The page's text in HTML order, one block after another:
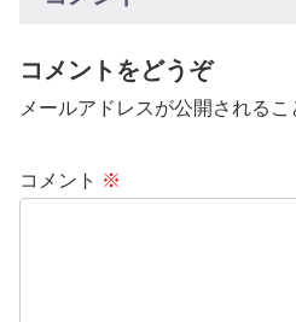
コメントをどうぞ
メールアドレスが公開されるこ
コメント ※